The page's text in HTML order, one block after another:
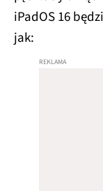
iPadOS 16
jak: